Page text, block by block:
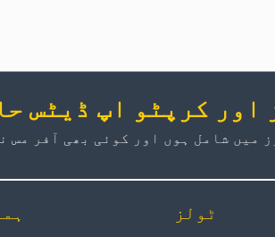
اور کرپٹو اپ ڈیٹس
میں شامل ہوں اور کوئی بھی آفر مس
ٹولز